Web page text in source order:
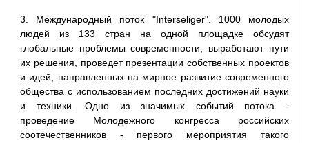
3. Международный поток "Interseliger". 1000 молодых
людей из 133 стран на одной площадке обсудят
глобальные проблемы современности, выработают пути
их решения, проведет презентации собственных проектов
и идей, направленных на мирное развитие современного
общества с использованием последних достижений науки
и техники. Одно из значимых событий потока -
проведение Молодежного конгресса российских
соотечественников - первого мероприятия такого